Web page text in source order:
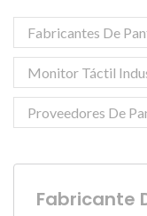
Fabricantes De
Monitor Táctil
Proveedores De
Fabricante